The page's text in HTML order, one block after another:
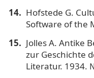
Hofstede G.
Software of the
Jolles A. Antike
zur Geschichte
Literatur. 1934.